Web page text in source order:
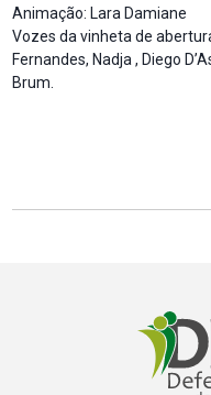
Animação: Lara Damiane
Vozes da vinheta de
Fernandes, Nadja , Diego
Brum.